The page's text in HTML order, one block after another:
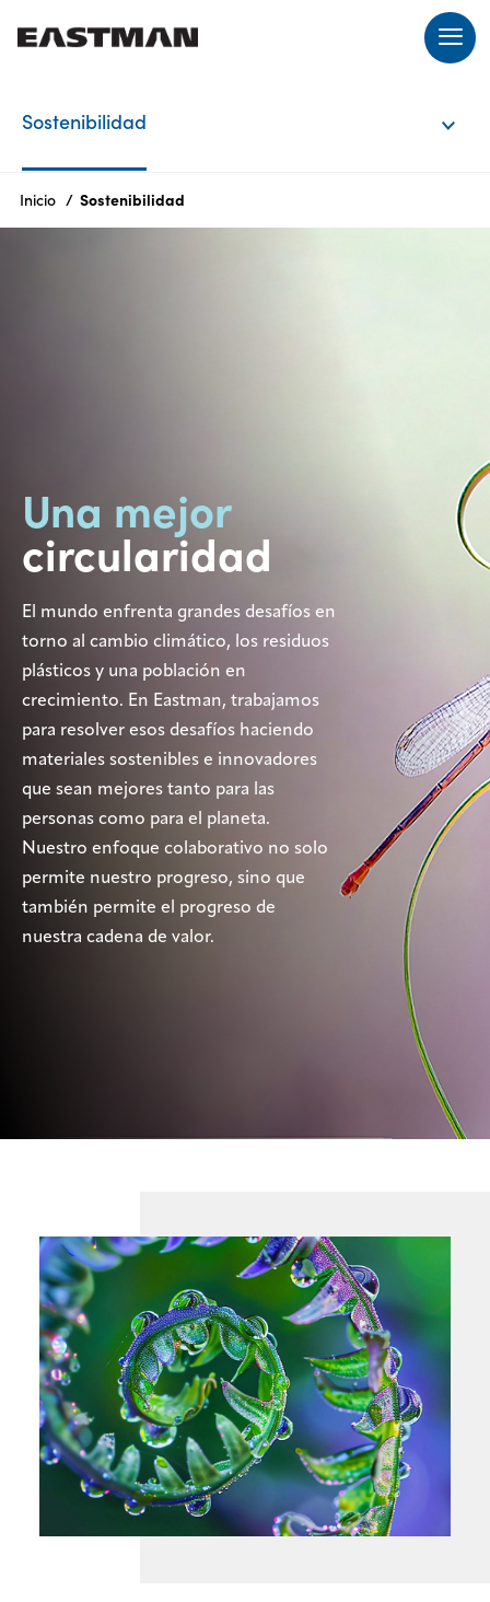
Products
Centro
de
medios
Legal
Privacidad
de SDS
de la cadena de
suministro
MyInsideConnection
Contáctanos
Sostenibilidad
Inicio Sostenibilidad
Una mejor
circularidad
El mundo enfrenta grandes desafíos en
torno al cambio climático, los residuos
plásticos y una población en
crecimiento. En Eastman, trabajamos
para resolver esos desafíos haciendo
materiales sostenibles e innovadores
que sean mejores tanto para las
personas como para el planeta.
Nuestro enfoque colaborativo no solo
permite nuestro progreso, sino que
también permite el progreso de
nuestra cadena de valor.